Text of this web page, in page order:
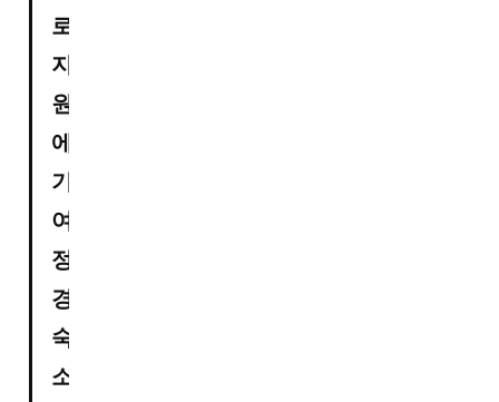
로
지
원
에
기
여
정
경
숙
소